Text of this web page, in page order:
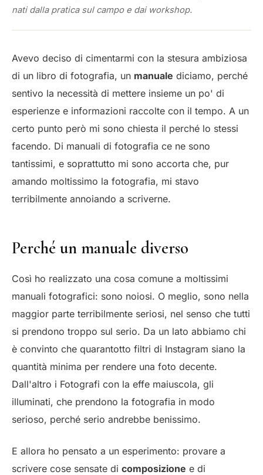
nati dalla pratica sul campo e dai workshop.
Avevo deciso di cimentarmi con la stesura ambiziosa
di un libro di fotografia, un manuale diciamo, perché
sentivo la necessità di mettere insieme un po' di
esperienze e informazioni raccolte con il tempo. A un
certo punto però mi sono chiesta il perché lo stessi
facendo. Di manuali di fotografia ce ne sono
tantissimi, e soprattutto mi sono accorta che, pur
amando moltissimo la fotografia, mi stavo
terribilmente annoiando a scriverne.
Perché un manuale diverso
Così ho realizzato una cosa comune a moltissimi
manuali fotografici: sono noiosi. O meglio, sono nella
maggior parte terribilmente seriosi, nel senso che tutti
si prendono troppo sul serio. Da un lato abbiamo chi
è convinto che quarantotto filtri di Instagram siano la
quantità minima per rendere una foto decente.
Dall'altro i Fotografi con la effe maiuscola, gli
illuminati, che prendono la fotografia in modo
serioso, perché serio andrebbe benissimo.
E allora ho pensato a un esperimento: provare a
scrivere cose sensate di composizione e di